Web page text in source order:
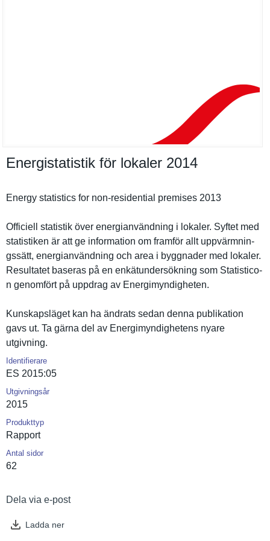
Energistatistik för lokaler 2014
Energy statistics for non-residentia­l premises 2013
Officiell statistik över energianvä­ndning i lokaler. Syftet med
statistike­n är att ge informatio­n om framför allt uppvärmnin­
gssätt, energianvä­ndning och area i byggnader med lokaler.
Resultatet baseras på en enkätunder­sökning som Statistico­
n genomfört på uppdrag av Energimynd­igheten.
Kunskapslä­get kan ha ändrats sedan denna publikatio­n
gavs ut. Ta gärna del av Energimynd­ighetens nyare
utgivning.
Identifierare
ES 2015:05
Utgivningsår
2015
Produkttyp
Rapport
Antal sidor
62
Dela via e-post
Ladda ner